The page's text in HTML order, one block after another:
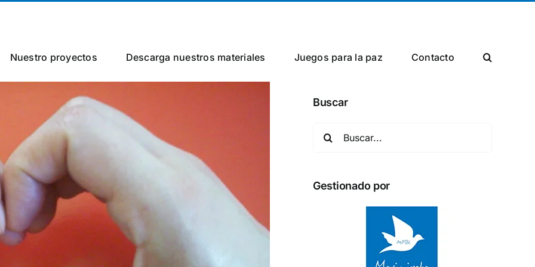
Nuestro proyectos Descarga nuestros materiales Juegos para la paz Сontacto
Buscar
Gestionado por